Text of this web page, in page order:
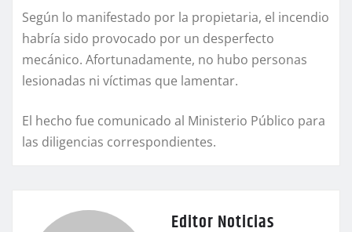
Según lo manifestado por la propietaria, el incendio
habría sido provocado por un desperfecto
mecánico. Afortunadamente, no hubo personas
lesionadas ni víctimas que lamentar.
El hecho fue comunicado al Ministerio Público para
las diligencias correspondientes.
Editor Noticias